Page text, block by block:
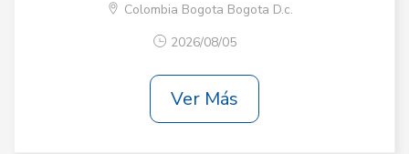
Colombia Bogota Bogota D.c.
2026/08/05
Ver Más